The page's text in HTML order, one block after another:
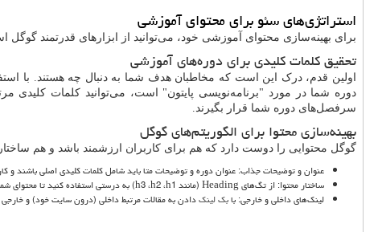
استراتژی‌های سئو برای محتوای آموزشی
برای بهینه‌سازی محتوای آموزشی خود، می‌توانید از ابزارهای قدرتمند گوگل
تحقیق کلمات کلیدی برای دوره‌های آموزشی
اولین قدم، درک این است که مخاطبان هدف شما به دنبال چه هستند. با
دوره شما در مورد "برنامه‌نویسی پایتون" است، می‌توانید کلمات کلیدی
سرفصل‌های دوره شما قرار بگیرند.
بهینه‌سازی محتوا برای الگوریتم‌های گوگل
گوگل محتوایی را دوست دارد که هم برای کاربران ارزشمند باشد و هم
عنوان و توضیحات جذاب: عنوان دوره و توضیحات متا باید شامل کلمات کلیدی اصلی باشند و
ساختار محتوا: از تگ‌هایHeading(مانند h1،h2،h3) به درستی استفاده کنید تا محتوای
لینک‌های داخلی و خارجی: بابک لینکدادن به مقالات مرتبط داخلی (درون سایت خود) و خارجی